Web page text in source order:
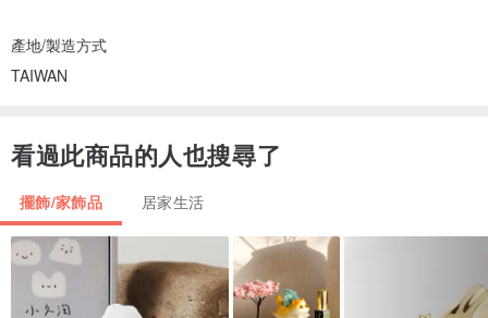
產地/製造方式
TAIWAN
看過此商品的人也搜尋了
擺飾/家飾品 居家生活